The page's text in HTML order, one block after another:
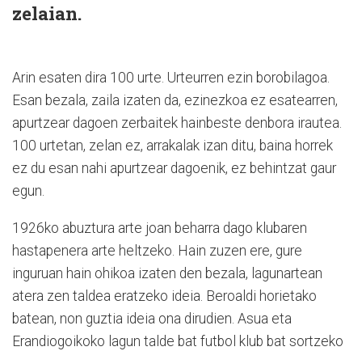
zelaian.
Arin esaten dira 100 urte. Urteurren ezin borobilagoa.
Esan bezala, zaila izaten da, ezinezkoa ez esatearren,
apurtzear dagoen zerbaitek hainbeste denbora irautea.
100 urtetan, zelan ez, arrakalak izan ditu, baina horrek
ez du esan nahi apurtzear dagoenik, ez behintzat gaur
egun.
1926ko abuztura arte joan beharra dago klubaren
hastapenera arte heltzeko. Hain zuzen ere, gure
inguruan hain ohikoa izaten den bezala, lagunartean
atera zen taldea eratzeko ideia. Beroaldi horietako
batean, non guztia ideia ona dirudien. Asua eta
Erandiogoikoko lagun talde bat futbol klub bat sortzeko